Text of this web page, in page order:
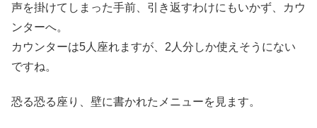
声を掛けてしまった手前、引き返すわけにもいかず、カウ
ンターへ。
カウンターは5人座れますが、2人分しか使えそうにない
ですね。
恐る恐る座り、壁に書かれたメニューを見ます。